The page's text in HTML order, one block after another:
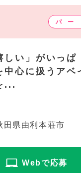
しい」がいっぱ
心に扱うアベ
...
田県由利本荘市
Webで応募